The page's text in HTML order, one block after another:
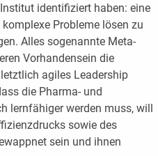
identifiziert haben: eine
Probleme lösen zu
Alles sogenannte Meta-
Vorhandensein die
agiles Leadership
die Pharma- und
lernfähiger werden muss, will
sowie des
sein und ihnen